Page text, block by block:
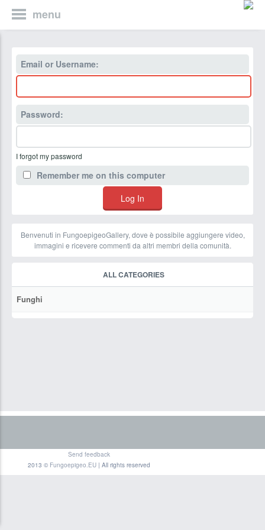
menu
Email or Username:
Password:
I forgot my password
Remember me on this computer
Benvenuti in FungoepigeoGallery, dove è possibile aggiungere video,
immagini e ricevere commenti da altri membri della comunità.
ALL CATEGORIES
Funghi
Send feedback
2013 © Fungoepigeo.EU| All rights reserved